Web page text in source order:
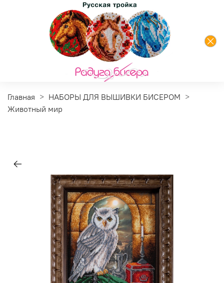
Главная
НАБОРЫ ДЛЯ ВЫШИВКИ БИСЕРОМ
Животный мир